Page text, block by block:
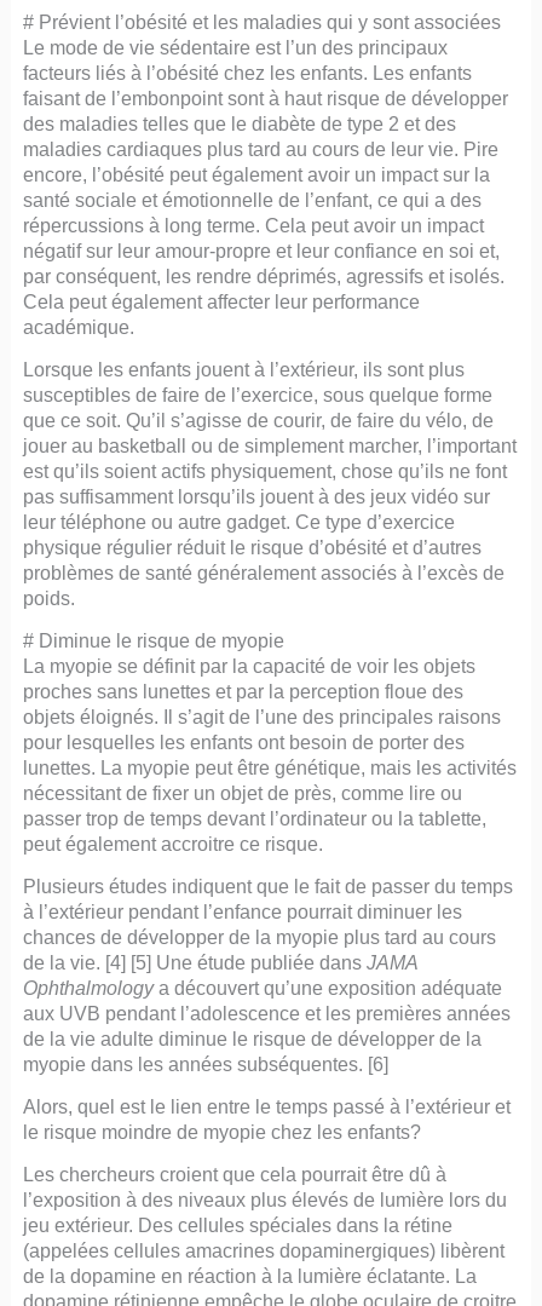
# Prévient l’obésité et les maladies qui y sont associées
Le mode de vie sédentaire est l’un des principaux
facteurs liés à l’obésité chez les enfants. Les enfants
faisant de l’embonpoint sont à haut risque de développer
des maladies telles que le diabète de type 2 et des
maladies cardiaques plus tard au cours de leur vie. Pire
encore, l’obésité peut également avoir un impact sur la
santé sociale et émotionnelle de l’enfant, ce qui a des
répercussions à long terme. Cela peut avoir un impact
négatif sur leur amour-propre et leur confiance en soi et,
par conséquent, les rendre déprimés, agressifs et isolés.
Cela peut également affecter leur performance
académique.
Lorsque les enfants jouent à l’extérieur, ils sont plus
susceptibles de faire de l’exercice, sous quelque forme
que ce soit. Qu’il s’agisse de courir, de faire du vélo, de
jouer au basketball ou de simplement marcher, l’important
est qu’ils soient actifs physiquement, chose qu’ils ne font
pas suffisamment lorsqu’ils jouent à des jeux vidéo sur
leur téléphone ou autre gadget. Ce type d’exercice
physique régulier réduit le risque d’obésité et d’autres
problèmes de santé généralement associés à l’excès de
poids.
# Diminue le risque de myopie
La myopie se définit par la capacité de voir les objets
proches sans lunettes et par la perception floue des
objets éloignés. Il s’agit de l’une des principales raisons
pour lesquelles les enfants ont besoin de porter des
lunettes. La myopie peut être génétique, mais les activités
nécessitant de fixer un objet de près, comme lire ou
passer trop de temps devant l’ordinateur ou la tablette,
peut également accroitre ce risque.
Plusieurs études indiquent que le fait de passer du temps
à l’extérieur pendant l’enfance pourrait diminuer les
chances de développer de la myopie plus tard au cours
de la vie. [4] [5] Une étude publiée dans JAMA
Ophthalmologya découvert qu’une exposition adéquate
aux UVB pendant l’adolescence et les premières années
de la vie adulte diminue le risque de développer de la
myopie dans les années subséquentes. [6]
Alors, quel est le lien entre le temps passé à l’extérieur et
le risque moindre de myopie chez les enfants?
Les chercheurs croient que cela pourrait être dû à
l’exposition à des niveaux plus élevés de lumière lors du
jeu extérieur. Des cellules spéciales dans la rétine
(appelées cellules amacrines dopaminergiques) libèrent
de la dopamine en réaction à la lumière éclatante. La
dopamine rétinienne empêche le globe oculaire de croitre